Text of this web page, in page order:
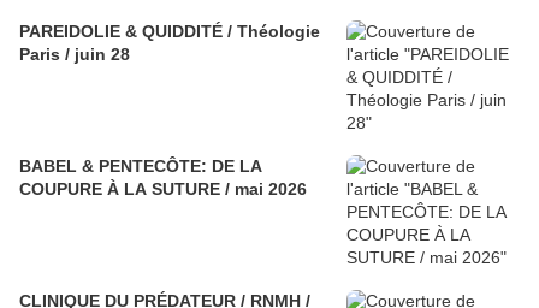
PAREIDOLIE & QUIDDITÉ / Théologie
Paris / juin 28
BABEL & PENTECÔTE: DE LA
COUPURE À LA SUTURE / mai 2026
CLINIQUE DU PRÉDATEUR / RNMH /